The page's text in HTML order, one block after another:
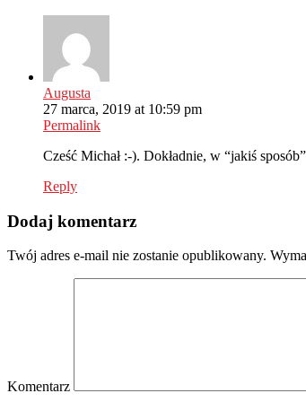
Augusta
27 marca, 2019 at 10:59 pm
Permalink
Cześć Michał :-). Dokładnie, w “jakiś
Reply
Dodaj komentarz
Twój adres e-mail nie zostanie opublikowany.
Komentarz